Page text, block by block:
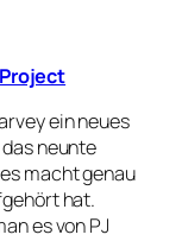
ein neues
neunte
macht genau
hat.
es von PJ